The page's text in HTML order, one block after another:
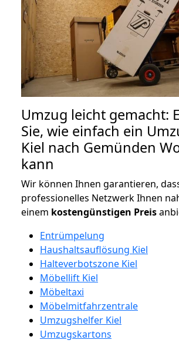
Umzug leicht gemacht:
Sie, wie einfach ein
Kiel nach Gemünden
kann
Wir können Ihnen garantieren,
professionelles Netzwerk Ihnen
einem kostengünstigen Preis
Entrümpelung
Haushaltsauflösung Kiel
Halteverbotszone Kiel
Möbellift Kiel
Möbeltaxi
Möbelmitfahrzentrale
Umzugshelfer Kiel
Umzugskartons